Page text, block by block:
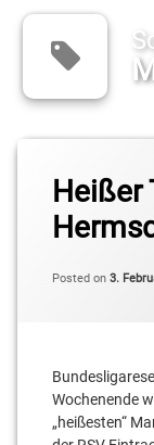
Heißer
Posted on 3.
Wochenende
„heißesten“
Cameron
Neubauer
Julian
Schulz
Kai